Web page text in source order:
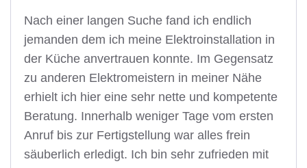
Nach einer langen Suche fand ich endlich
jemanden dem ich meine Elektroinstallation in
der Küche anvertrauen konnte. Im Gegensatz
zu anderen Elektromeistern in meiner Nähe
erhielt ich hier eine sehr nette und kompetente
Beratung. Innerhalb weniger Tage vom ersten
Anruf bis zur Fertigstellung war alles frein
säuberlich erledigt. Ich bin sehr zufrieden mit